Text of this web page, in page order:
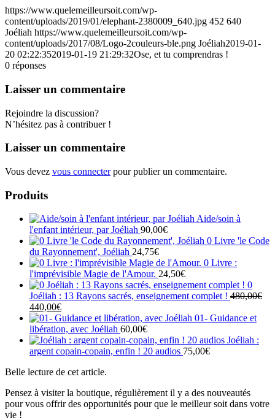
https://www.quelemeilleursoit.com/wp-
content/uploads/2019/01/elephant-2380009_640.jpg 452 640
Joéliah https://www.quelemeilleursoit.com/wp-
content/uploads/2017/08/Logo-2couleurs-ble.png Joéliah2019-01-
20 02:22:352019-01-19 21:29:32Ose, et tu comprendras !
0 réponses
Laisser un commentaire
Rejoindre la discussion?
N’hésitez pas à contribuer !
Laisser un commentaire
Vous devez vous connecterpour publier un commentaire.
Produits
Aide/soin à
l'enfant intérieur, par Joéliah 90,00€
0 Livre 'le Code
du Rayonnement', Joéliah 24,75€
0 Livre :
l'imprévisible Magie de l'Amour. 24,50€
0
Joéliah : 13 Rayons sacrés, enseignement complet ! 480,00€
Le
prix
initial
était :
480,00€.
440,00€Le
prix
actuel
est :
440,00€.
01- Guidance et
libération, avec Joéliah 60,00€
Joéliah :
argent copain-copain, enfin ! 20 audios 75,00€
Belle lecture de cet article.
Pensez à visiter la boutique, régulièrement il y a des nouveautés
pour vous offrir des opportunités pour que le meilleur soit dans votre
vie !